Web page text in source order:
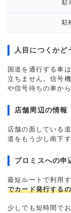
駐
駐
人目につくかど
国道を通行する車
立ちません。信号
や信号待ちの車か
店舗周辺の情報
店舗の面している
道をもう少し南下
プロミスへの申
最短ルートで利用す
でカード発行する
少しでも短時間で